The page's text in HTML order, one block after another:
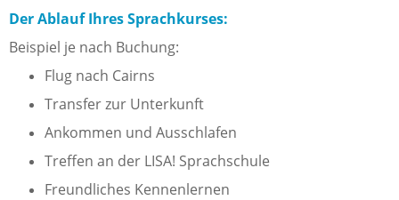
Der Ablauf Ihres Sprachkurses:
Beispiel je nach Buchung:
Flug nach Cairns
Transfer zur Unterkunft
Ankommen und Ausschlafen
Treffen an der LISA! Sprachschule
Freundliches Kennenlernen